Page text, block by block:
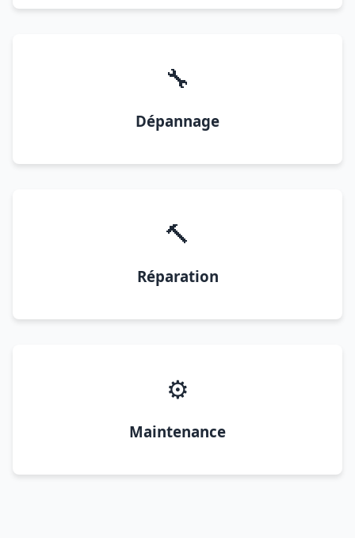
🔧
Dépannage
🔨
Réparation
⚙️
Maintenance